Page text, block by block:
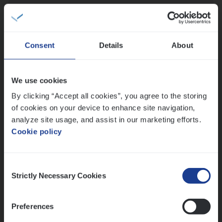
Consent Details About
We use cookies
By clicking “Accept all cookies”, you agree to the storing
of cookies on your device to enhance site navigation,
analyze site usage, and assist in our marketing efforts.
Cookie policy
Selection
Strictly Necessary Cookies
Preferences
Insu­ran­ce Bro­ker Trans­port&Logistiek
Sales Management
Antwerpen
Scha­de Expert Fleet
Claims Management
Antwerpen
Mathias houdt van diepgaande dossiers én droge